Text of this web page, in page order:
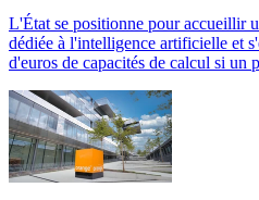
L'État se positionne pour accueillir
dédiée à l'intelligence artificielle et
d'euros de capacités de calcul si un